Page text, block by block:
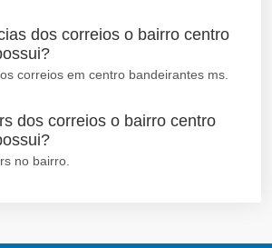
dos correios o bairro centro
correios em centro bandeirantes ms.
dos correios o bairro centro
no bairro.